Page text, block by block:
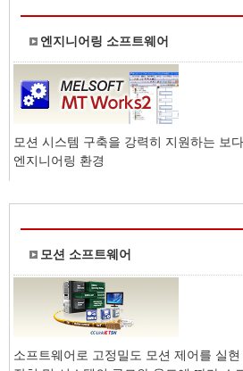
엔지니어링 소프트웨어
모션 시스템 구축을 강력히 지원하는 보
엔지니어링 환경
모션 소프트웨어
소프트웨어로 고정밀도 모션 제어를 실현